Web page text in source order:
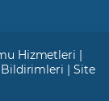
Hizmetleri |
Bildirimleri |Site